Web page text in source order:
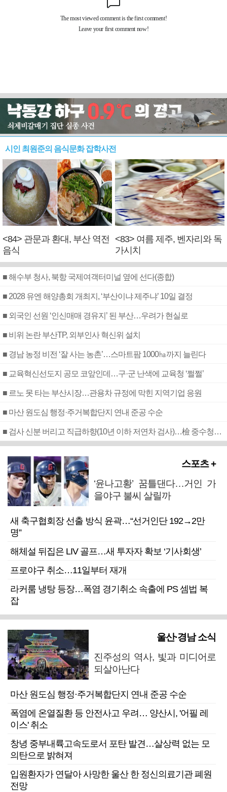
시인 최원준의 음식문화 잡학사전
<84> 관문과 환대, 부산 역전
음식
<83> 여름 제주, 벤자리와 독
가시치
■ 해수부 청사, 북항 국제여객터미널 옆에 선다(종합)
■ 2028 유엔 해양총회 개최지, ‘부산이냐 제주냐’ 10일 결정
■ 외국인 선원 ‘인신매매 경유지’ 된 부산…우려가 현실로
■ 비위 논란 부산TP, 외부인사 혁신위 설치
■ 경남 농정 비전 ‘잘 사는 농촌’…스마트팜 1000㏊까지 늘린다
■ 교육혁신선도지 공모 코앞인데…구·군 난색에 교육청 ‘쩔쩔’
■ 르노 못 타는 부산시장…관용차 규정에 막힌 지역기업 응원
■ 마산 원도심 행정·주거복합단지 연내 준공 수순
■ 검사 신분 버리고 직급하향(10년 이하 저연차 검사)…檢 중수청행 기피
스포츠 +
‘윤나고황’ 꿈틀댄다…거인 가
을야구 불씨 살릴까
새 축구협회장 선출 방식 윤곽…“선거인단 192→2만
명”
해체설 뒤집은 LIV 골프…새 투자자 확보 ‘기사회생’
프로야구 취소…11일부터 재개
라커룸 냉탕 등장…폭염 경기취소 속출에 PS 셈법 복
잡
울산·경남 소식
진주성의 역사, 빛과 미디어로
되살아난다
마산 원도심 행정·주거복합단지 연내 준공 수순
폭염에 온열질환 등 안전사고 우려… 양산시, '어필 레
이스' 취소
창녕 중부내륙고속도로서 포탄 발견…살상력 없는 모
의탄으로 밝혀져
입원환자가 연달아 사망한 울산 한 정신의료기관 폐원
전망